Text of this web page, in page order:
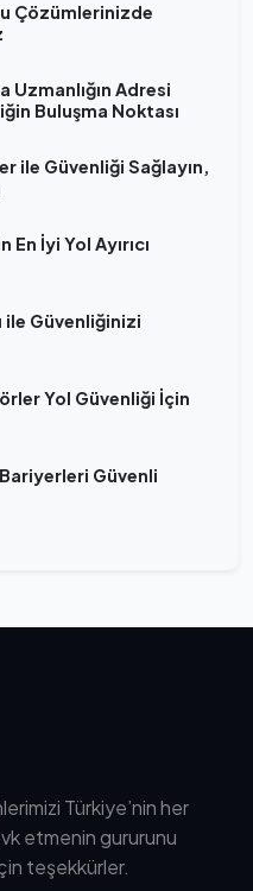
Çözümlerinizde
Uzmanlığın Adresi
Buluşma Noktası
ile Güvenliği Sağlayın,
İyi Yol Ayırıcı
ile Güvenliğinizi
Yol Güvenliği İçin
Güvenli
Türkiye’nin her
etmenin gururunu
teşekkürler.